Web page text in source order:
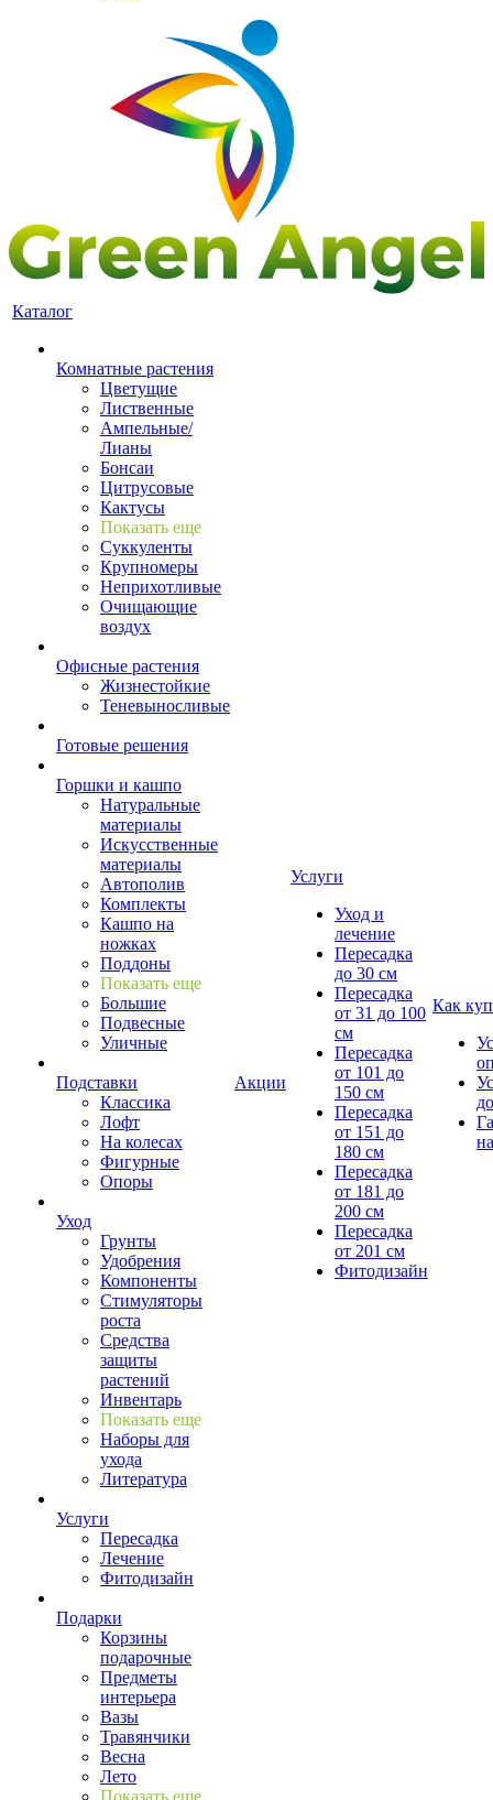
Каталог
Комнатные растения
Цветущие
Лиственные
Ампельные/
Лианы
Бонсаи
Цитрусовые
Кактусы
Показать еще
Суккуленты
Крупномеры
Неприхотливые
Очищающие
воздух
Офисные растения
Жизнестойкие
Теневыносливые
Готовые решения
Горшки и кашпо
Натуральные
материалы
Искусственные
материалы
Автополив
Комплекты
Кашпо на
ножках
Поддоны
Показать еще
Большие
Подвесные
Уличные
Подставки
Классика
Лофт
На колесах
Фигурные
Опоры
Уход
Грунты
Удобрения
Компоненты
Стимуляторы
роста
Средства
защиты
растений
Инвентарь
Показать еще
Наборы для
ухода
Литература
Услуги
Пересадка
Лечение
Фитодизайн
Подарки
Корзины
подарочные
Предметы
интерьера
Вазы
Травянчики
Весна
Лето
Акции
Услуги
Уход и
лечение
Пересадка
до 30 см
Пересадка
от 31 до 100
см
Пересадка
от 101 до
150 см
Пересадка
от 151 до
180 см
Пересадка
от 181 до
200 см
Пересадка
от 201 см
Фитодизайн
Как